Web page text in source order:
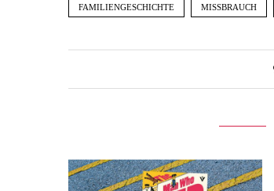
FAMILIENGESCHICHTE MISSBRAUCH